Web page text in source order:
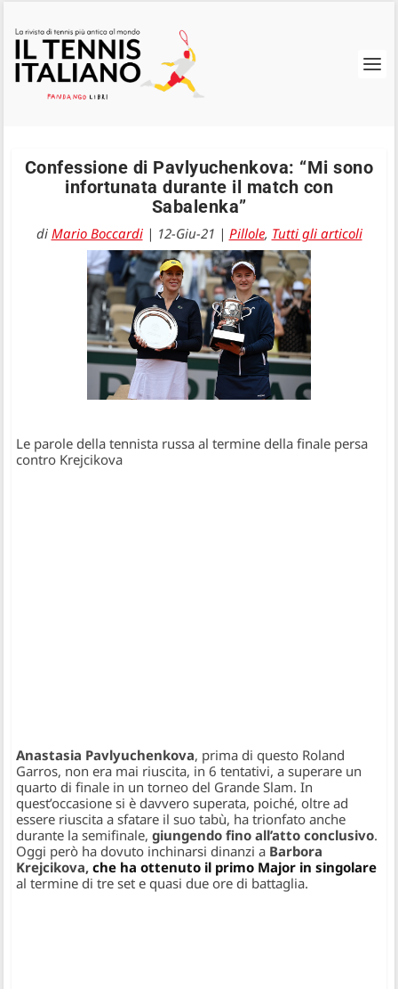
Confessione di Pavlyuchenkova: “Mi sono
infortunata durante il match con
Sabalenka”
di Mario Boccardi| 12-Giu-21 | Pillole, Tutti gli articoli
Le parole della tennista russa al termine della finale persa
contro Krejcikova
Anastasia Pavlyuchenkova, prima di questo Roland
Garros, non era mai riuscita, in 6 tentativi, a superare un
quarto di finale in un torneo del Grande Slam. In
quest’occasione si è davvero superata, poiché, oltre ad
essere riuscita a sfatare il suo tabù, ha trionfato anche
durante la semifinale,giungendo fino all’atto conclusivo.
Oggi però ha dovuto inchinarsi dinanzi a Barbora
Krejcikova,che ha ottenuto il primo Major in singolare
al termine di tre set e quasi due ore di battaglia.